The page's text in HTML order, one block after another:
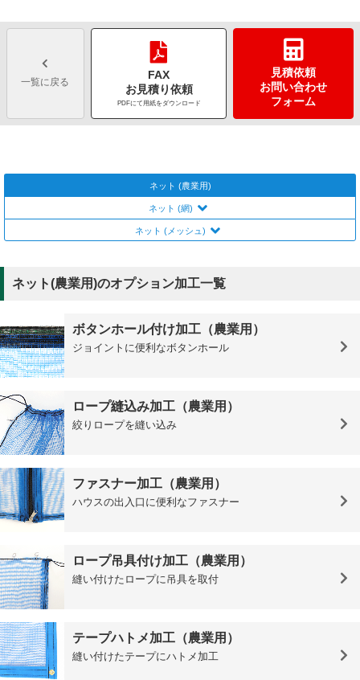
一覧に戻る
FAX
お見積り依頼
PDFにて用紙をダウンロード
見積依頼
お問い合わせ
フォーム
ネット (農業用)
ネット (網)
ネット (メッシュ)
ネット(農業用)のオプション加工一覧
ボタンホール付け加工（農業用）
ジョイントに便利なボタンホール
ロープ縫込み加工（農業用）
絞りロープを縫い込み
ファスナー加工（農業用）
ハウスの出入口に便利なファスナー
ロープ吊具付け加工（農業用）
縫い付けたロープに吊具を取付
テープハトメ加工（農業用）
縫い付けたテープにハトメ加工